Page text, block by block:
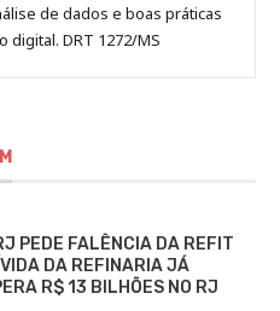
de dados e boas práticas
digital. DRT 1272/MS
PEDE FALÊNCIA DA REFIT
DA REFINARIA JÁ
R$ 13 BILHÕES NO RJ